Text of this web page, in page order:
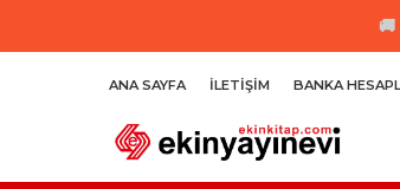
🚚
ANA SAYFA İLETIŞIM BANKA